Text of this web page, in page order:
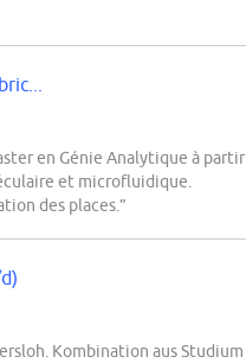
en Génie Analytique à partir
et microfluidique.
des places.”
Kombination aus Studium